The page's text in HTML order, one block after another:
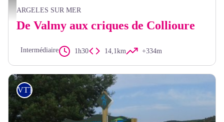
Stéphane Ferrer
ARGELES SUR MER
De Valmy aux criques de Collioure
Intermédiaire 1h30 14,1km +334m
VTT